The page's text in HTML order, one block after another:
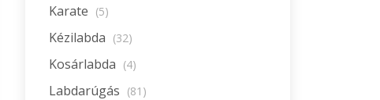
Karate (5)
Kézilabda (32)
Kosárlabda (4)
Labdarúgás (81)